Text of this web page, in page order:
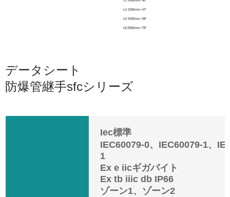
データシート
防爆管継手sfcシリーズ
Iec標準
IEC60079-0、IEC60079-1、
1
Ex e iicギガバイト
Ex tb iiic db IP66
ゾーン1、ゾーン2